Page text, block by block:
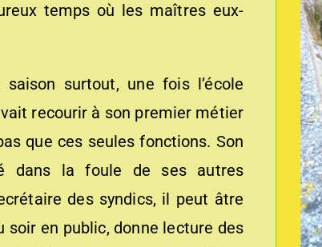
temps où les maîtres eux-
surtout, une fois l’école
recourir à son premier métier
que ces seules fonctions. Son
dans la foule de ses autres
des syndics, il peut âtre
soir en public, donne lecture des